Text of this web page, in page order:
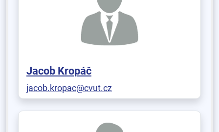
Jacob Kropáč
jacob.kropac@cvut.cz